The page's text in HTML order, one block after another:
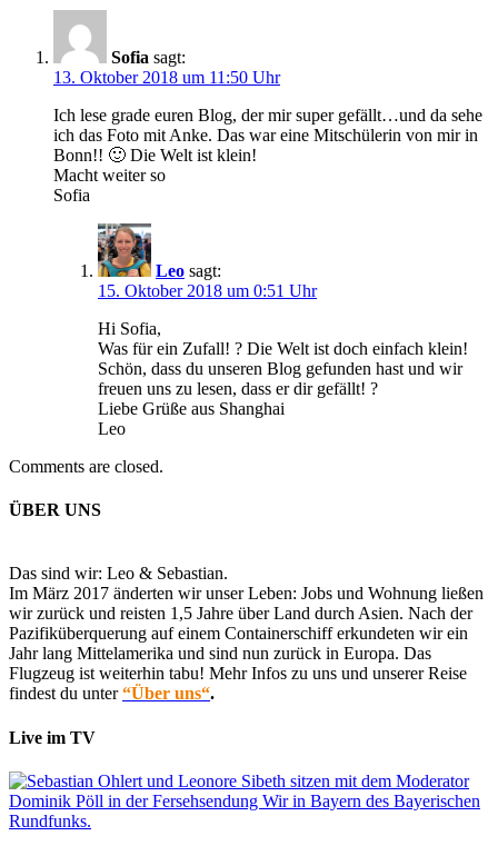
Sofia sagt:
13. Oktober 2018 um 11:50 Uhr
Ich lese grade euren Blog, der mir super gefällt…und da sehe
ich das Foto mit Anke. Das war eine Mitschülerin von mir in
Bonn!! 🙂 Die Welt ist klein!
Macht weiter so
Sofia
Leo sagt:
15. Oktober 2018 um 0:51 Uhr
Hi Sofia,
Was für ein Zufall! ? Die Welt ist doch einfach klein!
Schön, dass du unseren Blog gefunden hast und wir
freuen uns zu lesen, dass er dir gefällt! ?
Liebe Grüße aus Shanghai
Leo
Comments are closed.
ÜBER UNS
Das sind wir: Leo & Sebastian.
Im März 2017 änderten wir unser Leben: Jobs und Wohnung ließen
wir zurück und reisten 1,5 Jahre über Land durch Asien. Nach der
Pazifiküberquerung auf einem Containerschiff erkundeten wir ein
Jahr lang Mittelamerika und sind nun zurück in Europa. Das
Flugzeug ist weiterhin tabu! Mehr Infos zu uns und unserer Reise
findest du unter“Über uns“.
Live im TV